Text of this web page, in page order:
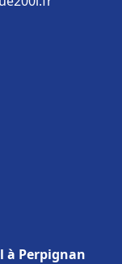
à Perpignan